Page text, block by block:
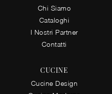
Chi Siamo
Cataloghi
I Nostri Partner
Contatti
CUCINE
Cucine Design